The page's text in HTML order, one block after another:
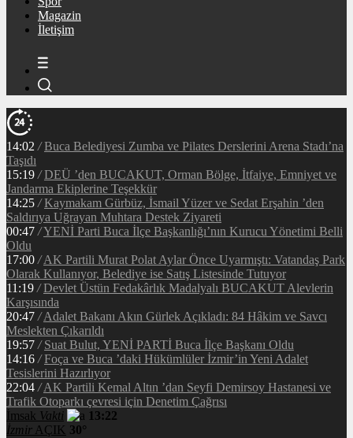
Magazin
İletişim
14:02 / Buca Belediyesi Zumba ve Pilates Derslerini Arena Stadı’na
Taşıdı
15:19 / DEÜ ’den BUCAKUT, Orman Bölge, İtfaiye, Emniyet ve
Jandarma Ekiplerine Teşekkür
14:25 / Kaymakam Gürbüz, İsmail Yüzer ve Sedat Erşahin ’den
Saldırıya Uğrayan Muhtara Destek Ziyareti
00:47 /YENİ Parti Buca İlçe Başkanlığı’nın Kurucu Yönetimi Belli
Oldu
17:00 / AK Partili Murat Polat Aylar Önce Uyarmıştı: Vatandaş Park
Olarak Kullanıyor, Belediye ise Satış Listesinde Tutuyor
11:19 / Devlet Üstün Fedakârlık Madalyalı BUCAKUT Alevlerin
Karşısında
20:47 / Adalet Bakanı Akın Gürlek Açıkladı: 84 Hâkim ve Savcı
Meslekten Çıkarıldı
19:57 / Suat Bulut, YENİ PARTİ Buca İlçe Başkanı Oldu
14:16 / Foça ve Buca ’daki Hükümlüler İzmir’in Yeni Adalet
Tesislerini Hazırlıyor
22:04 / AK Partili Kemal Altın ’dan Seyfi Demirsoy Hastanesi ve
Trafik Otoparkı çevresi için Denetim Çağrısı
İmsak Vakti
13:22
İzmir AÇIK 30°